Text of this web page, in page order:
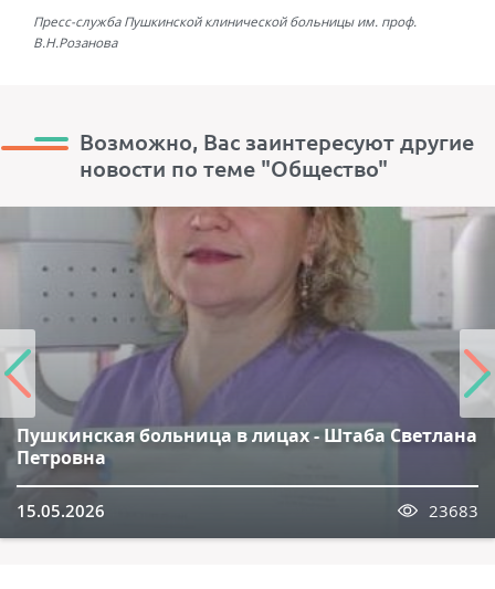
Пресс-служба Пушкинской клинической больницы им. проф.
В.Н.Розанова
Возможно, Вас заинтересуют другие
новости по теме "Общество"
Пушкинская больница в лицах - Штаба Светлана
Петровна
15.05.2026 23683